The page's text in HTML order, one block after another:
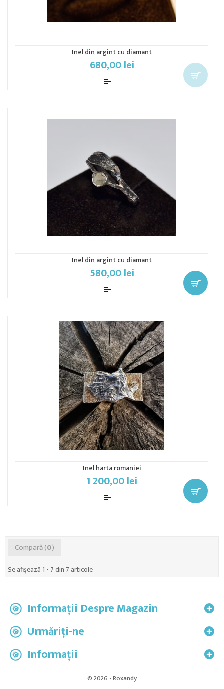
Inel din argint cu diamant
680,00 lei
Inel din argint cu diamant
580,00 lei
Inel harta romaniei
1 200,00 lei
Compară (0)
Se afișează 1 - 7 din 7 articole
Informații Despre Magazin
Urmăriți-ne
Informaţii
© 2026 - Roxandy